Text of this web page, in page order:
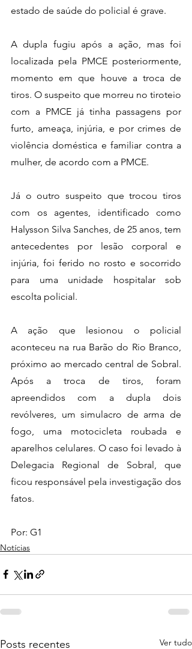
estado de saúde do policial é grave.
A dupla fugiu após a ação, mas foi
localizada pela PMCE posteriormente,
momento em que houve a troca de
tiros. O suspeito que morreu no tiroteio
com a PMCE já tinha passagens por
furto, ameaça, injúria, e por crimes de
violência doméstica e familiar contra a
mulher, de acordo com a PMCE.
Já o outro suspeito que trocou tiros
com os agentes, identificado como
Halysson Silva Sanches, de 25 anos, tem
antecedentes por lesão corporal e
injúria, foi ferido no rosto e socorrido
para uma unidade hospitalar sob
escolta policial.
A ação que lesionou o policial
aconteceu na rua Barão do Rio Branco,
próximo ao mercado central de Sobral.
Após a troca de tiros, foram
apreendidos com a dupla dois
revólveres, um simulacro de arma de
fogo, uma motocicleta roubada e
aparelhos celulares. O caso foi levado à
Delegacia Regional de Sobral, que
ficou responsável pela investigação dos
fatos.
Por: G1
Notícias
Posts recentes Ver tudo